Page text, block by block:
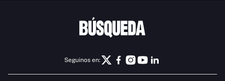
Seguinos en: